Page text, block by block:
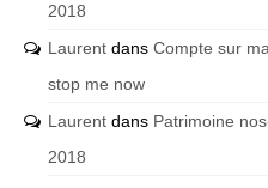
2018
Laurent dans Compte sur
stop me now
Laurent dans Patrimoine
2018